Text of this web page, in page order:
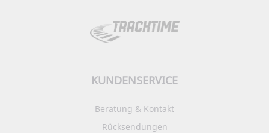
KUNDENSERVICE
Beratung & Kontakt
Rücksendungen